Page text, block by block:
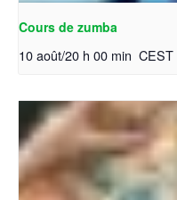
Cours de zumba
10 août/20 h 00 min CEST